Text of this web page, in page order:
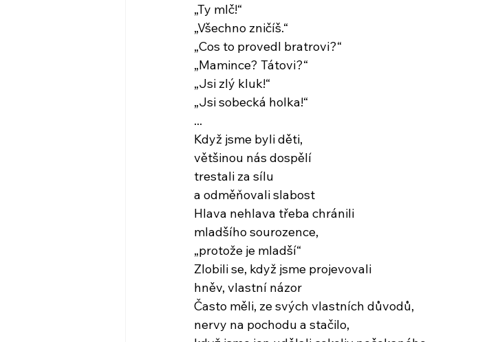
„Ty mlč!“
„Všechno zničíš.“
„Cos to provedl bratrovi?“
„Mamince? Tátovi?“
„Jsi zlý kluk!“
„Jsi sobecká holka!“
...
Když jsme byli děti,
většinou nás dospělí
trestali za sílu
a odměňovali slabost
Hlava nehlava třeba chránili
mladšího sourozence,
„protože je mladší“
Zlobili se, když jsme projevovali
hněv, vlastní názor
Často měli, ze svých vlastních důvodů,
nervy na pochodu a stačilo,